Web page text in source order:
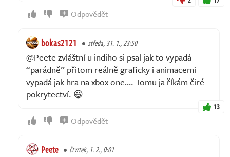
Odpovědět
bokas2121 středa, 31. 1., 23:50
@Peete zvláštní u indiho si psal jak to vypadá
“parádně” přitom reálně graficky i animacemi
vypadá jak hra na xbox one…. Tomu ja říkám čiré
pokrytectví. 😃
13
Odpovědět
Peete čtvrtek, 1. 2., 0:01